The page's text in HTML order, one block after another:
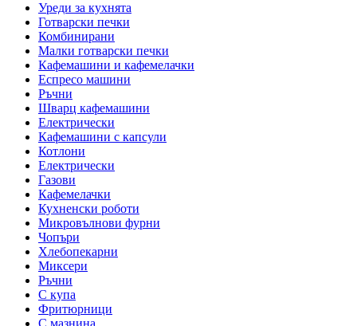
Уреди за кухнята
Готварски печки
Комбинирани
Малки готварски печки
Кафемашини и кафемелачки
Еспресо машини
Ръчни
Шварц кафемашини
Електрически
Кафемашини с капсули
Котлони
Електрически
Газови
Кафемелачки
Кухненски роботи
Микровълнови фурни
Чопъри
Хлебопекарни
Миксери
Ръчни
С купа
Фритюрници